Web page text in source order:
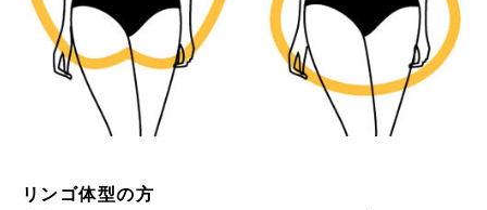
リンゴ体型の方